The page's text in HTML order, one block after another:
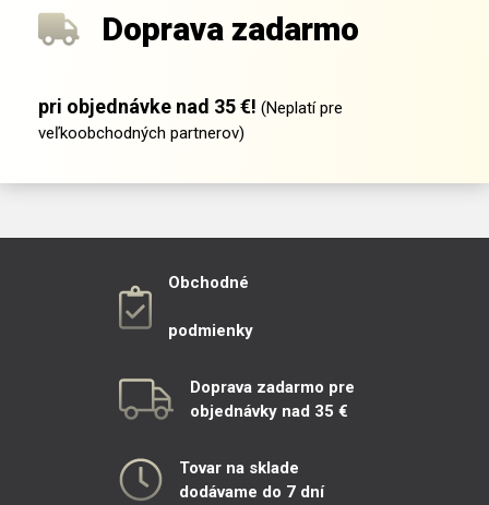
Doprava zadarmo
pri objednávke nad 35 €! (Neplatí pre
veľkoobchodných partnerov)
Obchodné
podmienky
Doprava zadarmo pre
objednávky nad 35 €
Tovar na sklade
dodávame do 7 dní